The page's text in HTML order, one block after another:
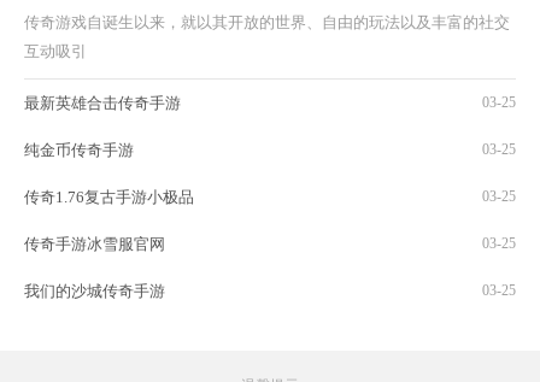
传奇游戏自诞生以来，就以其开放的世界、自由的玩法以及丰富的社交
互动吸引
最新英雄合击传奇手游 03-25
纯金币传奇手游 03-25
传奇1.76复古手游小极品 03-25
传奇手游冰雪服官网 03-25
我们的沙城传奇手游 03-25